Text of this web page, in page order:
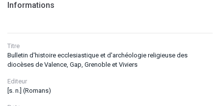
Informations
Titre
Bulletin d'histoire ecclesiastique et d'archéologie religieuse des
diocèses de Valence, Gap, Grenoble et Viviers
Editeur
[s. n.] (Romans)